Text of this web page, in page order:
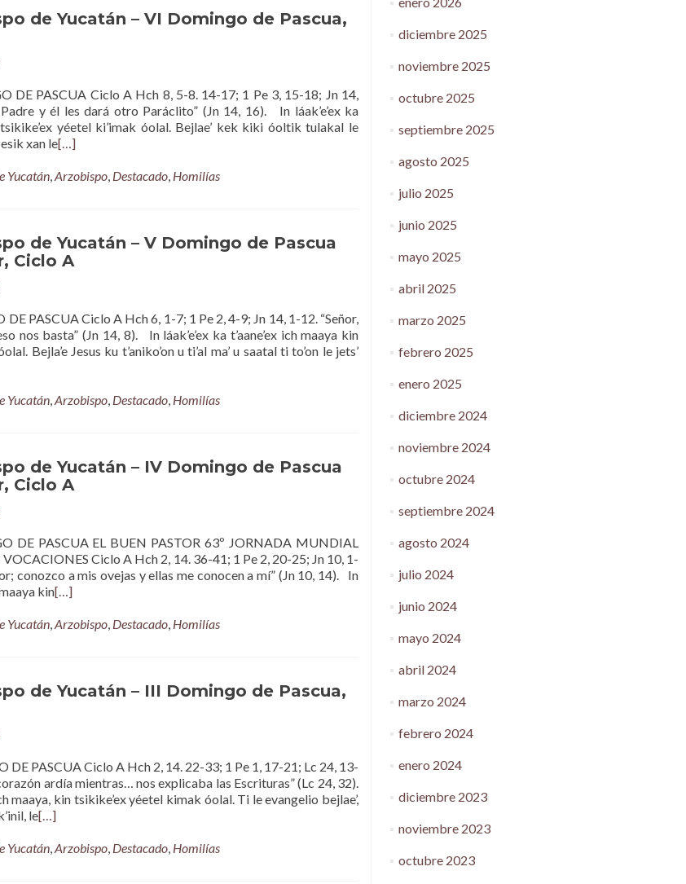
de Yucatán – VI Domingo de Pascua,
DE PASCUA Ciclo A Hch 8, 5-8. 14-17; 1 Pe 3, 15-18; Jn 14,
y él les dará otro Paráclito” (Jn 14, 16). In láak’e’ex ka
tsikike’ex yéetel ki’imak óolal. Bejlae’ kek kiki óoltik tulakal le
xan le[…]
Yucatán,Arzobispo, Destacado, Homilías
de Yucatán – V Domingo de Pascua
Ciclo A
PASCUA Ciclo A Hch 6, 1-7; 1 Pe 2, 4-9; Jn 14, 1-12. “Señor,
nos basta” (Jn 14, 8). In láak’e’ex ka t’aane’ex ich maaya kin
Bejla’e Jesus ku t’aniko’on u ti’al ma’ u saatal ti to’on le jets’
Yucatán,Arzobispo, Destacado, Homilías
de Yucatán – IV Domingo de Pascua
Ciclo A
DE PASCUA EL BUEN PASTOR 63º JORNADA MUNDIAL
Ciclo A Hch 2, 14. 36-41; 1 Pe 2, 20-25; Jn 10, 1-
conozco a mis ovejas y ellas me conocen a mí” (Jn 10, 14). In
maaya kin[…]
Yucatán,Arzobispo, Destacado, Homilías
de Yucatán – III Domingo de Pascua,
PASCUA Ciclo A Hch 2, 14. 22-33; 1 Pe 1, 17-21; Lc 24, 13-
ardía mientras… nos explicaba las Escrituras” (Lc 24, 32).
ich maaya, kin tsikike’ex yéetel kimak óolal. Ti le evangelio bejlae’,
le[…]
Yucatán,Arzobispo, Destacado, Homilías
diciembre 2025
noviembre 2025
octubre 2025
septiembre 2025
agosto 2025
julio 2025
junio 2025
mayo 2025
abril 2025
marzo 2025
febrero 2025
enero 2025
diciembre 2024
noviembre 2024
octubre 2024
septiembre 2024
agosto 2024
julio 2024
junio 2024
mayo 2024
abril 2024
marzo 2024
febrero 2024
enero 2024
diciembre 2023
noviembre 2023
octubre 2023